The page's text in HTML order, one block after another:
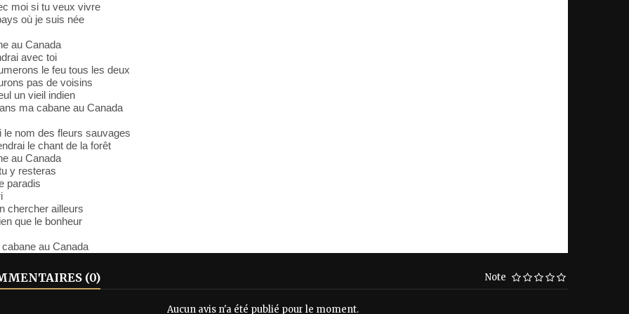
moi si tu veux vivre
où je suis née
au Canada
avec toi
le feu tous les deux
pas de voisins
un vieil indien
ma cabane au Canada
le nom des fleurs sauvages
le chant de la forêt
au Canada
y resteras
paradis
chercher ailleurs
que le bonheur
au Canada
(0) Note
Aucun avis n'a été publié pour le moment.